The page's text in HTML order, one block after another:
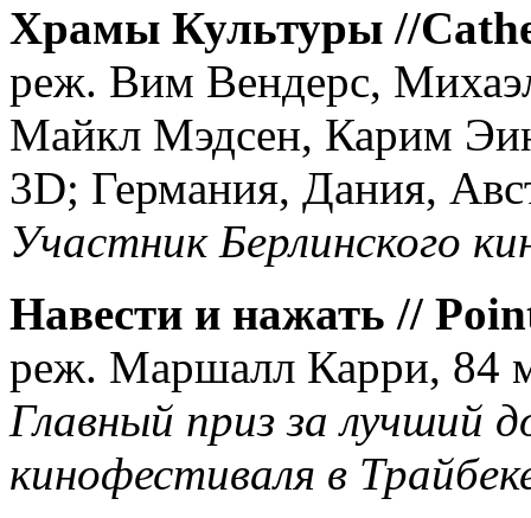
Храмы Культуры //
реж. Вим Вендерс,
Майкл Мэдсен, Карим
3D; Германия, Дания,
Участник Берлинского
Навести и нажать //
реж. Маршалл Карри, 84
Главный приз за лучший
кинофестиваля в